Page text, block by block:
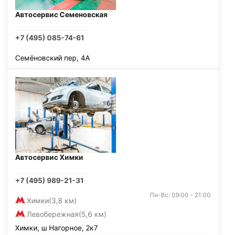
Автосервис Семеновская
+7 (495) 085-74-61
Семёновский пер, 4А
Автосервис Химки
+7 (495) 989-21-31
Химки(3,8 км)
Левобережная(5,6 км)
Пн-Вс: 09:00 - 21:00
Химки, ш Нагорное, 2к7